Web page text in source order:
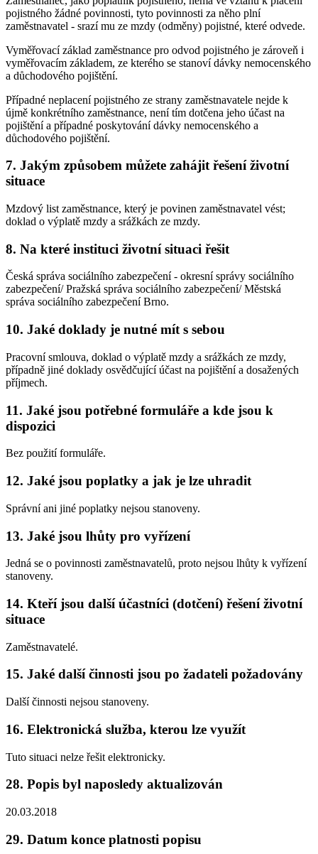
pojistného žádné povinnosti, tyto povinnosti za něho plní
zaměstnavatel - srazí mu ze mzdy (odměny) pojistné, které odvede.
Vyměřovací základ zaměstnance pro odvod pojistného je zároveň i
vyměřovacím základem, ze kterého se stanoví dávky nemocenského
a důchodového pojištění.
Případné neplacení pojistného ze strany zaměstnavatele nejde k
újmě konkrétního zaměstnance, není tím dotčena jeho účast na
pojištění a případné poskytování dávky nemocenského a
důchodového pojištění.
7. Jakým způsobem můžete zahájit řešení životní
situace
Mzdový list zaměstnance, který je povinen zaměstnavatel vést;
doklad o výplatě mzdy a srážkách ze mzdy.
8. Na které instituci životní situaci řešit
Česká správa sociálního zabezpečení - okresní správy sociálního
zabezpečení/ Pražská správa sociálního zabezpečení/ Městská
správa sociálního zabezpečení Brno.
10. Jaké doklady je nutné mít s sebou
Pracovní smlouva, doklad o výplatě mzdy a srážkách ze mzdy,
případně jiné doklady osvědčující účast na pojištění a dosažených
příjmech.
11. Jaké jsou potřebné formuláře a kde jsou k
dispozici
Bez použití formuláře.
12. Jaké jsou poplatky a jak je lze uhradit
Správní ani jiné poplatky nejsou stanoveny.
13. Jaké jsou lhůty pro vyřízení
Jedná se o povinnosti zaměstnavatelů, proto nejsou lhůty k vyřízení
stanoveny.
14. Kteří jsou další účastníci (dotčení) řešení životní
situace
Zaměstnavatelé.
15. Jaké další činnosti jsou po žadateli požadovány
Další činnosti nejsou stanoveny.
16. Elektronická služba, kterou lze využít
Tuto situaci nelze řešit elektronicky.
28. Popis byl naposledy aktualizován
20.03.2018
29. Datum konce platnosti popisu